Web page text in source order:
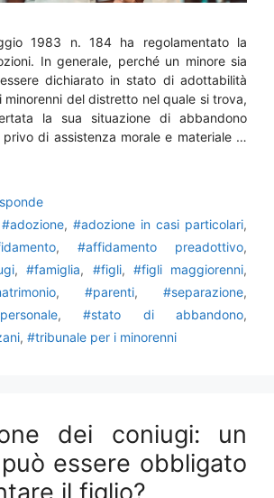
1983 n. 184 ha regolamentato la
In generale, perché un minore sia
dichiarato in stato di adottabilità
del distretto nel quale si trova,
la sua situazione di abbandono
di assistenza morale e materiale …
#adozione, #adozione in casi particolari,
, #affidamento preadottivo,
,#famiglia, #figli, #figli maggiorenni,
, #parenti, #separazione,
, #stato di abbandono,
, #tribunale per i minorenni
dei coniugi: un
essere obbligato